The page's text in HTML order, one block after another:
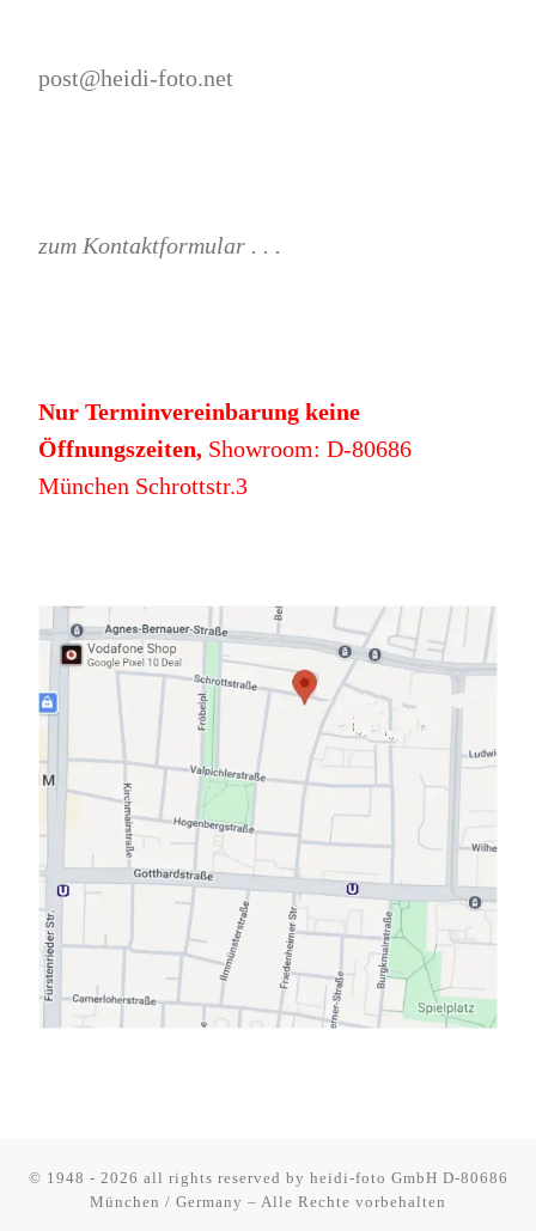
post@heidi-foto.net
zum Kontaktformular . . .
Nur Terminvereinbarung keine
Öffnungszeiten,Showroom: D-80686
München Schrottstr.3
© 1948 - 2026 all rights reserved by heidi-foto GmbH D-80686
München / Germany – Alle Rechte vorbehalten